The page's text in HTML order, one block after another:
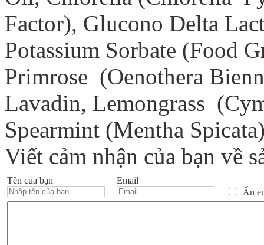
Factor), Glucono Delta
Potassium Sorbate (Food
Primrose (Oenothera
Lavadin, Lemongrass
Spearmint (Mentha
Viết cảm nhận của bạn về
Tên của bạn
Email
Ẩn